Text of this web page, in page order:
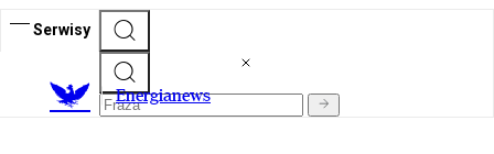
Serwisy
Energianews